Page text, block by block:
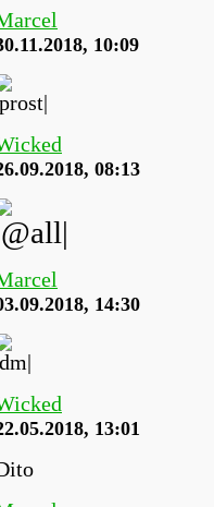
10:09
08:13
14:30
13:01